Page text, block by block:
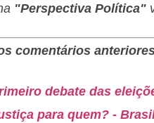
"Perspectiva Política"
comentários
debate das
para quem? -